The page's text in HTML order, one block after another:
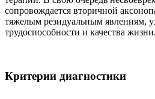
сопровождается вторичной
тяжелым резидуальным явлениям,
трудоспособности и качества жизни.
Критерии диагностики